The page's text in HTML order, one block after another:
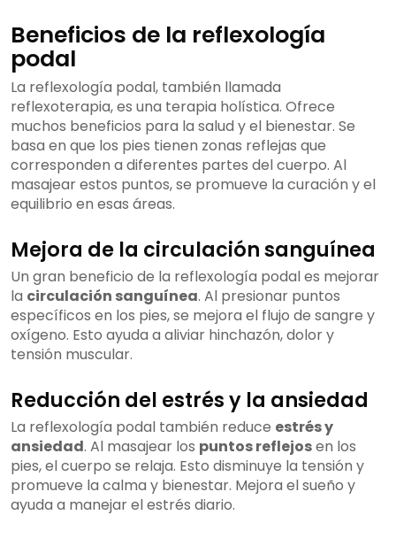
Beneficios de la reflexología
podal
La reflexología podal, también llamada
reflexoterapia, es una terapia holística. Ofrece
muchos beneficios para la salud y el bienestar. Se
basa en que los pies tienen zonas reflejas que
corresponden a diferentes partes del cuerpo. Al
masajear estos puntos, se promueve la curación y el
equilibrio en esas áreas.
Mejora de la circulación sanguínea
Un gran beneficio de la reflexología podal es mejorar
la circulación sanguínea. Al presionar puntos
específicos en los pies, se mejora el flujo de sangre y
oxígeno. Esto ayuda a aliviar hinchazón, dolor y
tensión muscular.
Reducción del estrés y la ansiedad
La reflexología podal también reduce estrés y
ansiedad. Al masajear los puntos reflejosen los
pies, el cuerpo se relaja. Esto disminuye la tensión y
promueve la calma y bienestar. Mejora el sueño y
ayuda a manejar el estrés diario.